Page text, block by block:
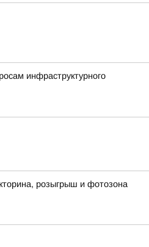
инфраструктурного
розыгрыш и фотозона